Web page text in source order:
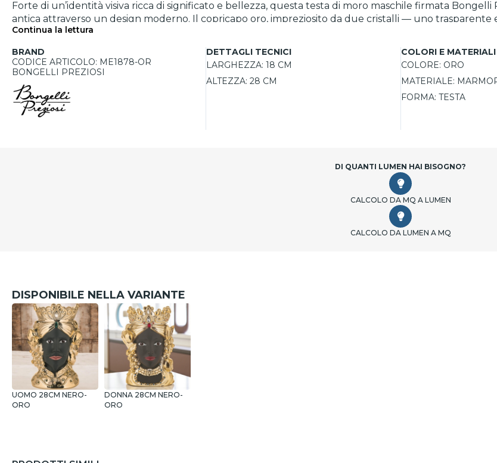
Forte di un’identità visiva ricca di significato e bellezza, questa testa di moro maschile firmata
antica attraverso un design moderno. Il copricapo oro, impreziosito da due cristalli — uno
trasformandola in un pezzo d’arredo di grande fascino. Ideale come vaso per fiori finti o come
ambienti raffinati come soggiorni o salotti. Lavorata artigianalmente in marmorino, è un’opera 100%
Continua la lettura
BRAND
CODICE ARTICOLO: ME1878-OR
BONGELLI PREZIOSI
DETTAGLI TECNICI
LARGHEZZA: 18 CM
ALTEZZA: 28 CM
COLORI E MATERIALI
COLORE: ORO
MATERIALE:
FORMA: TESTA
DI QUANTI LUMEN HAI BISOGNO?
CALCOLO DA MQ A LUMEN
CALCOLO DA LUMEN A MQ
DISPONIBILE NELLA VARIANTE
UOMO 28CM NERO-
ORO
DONNA 28CM NERO-
ORO